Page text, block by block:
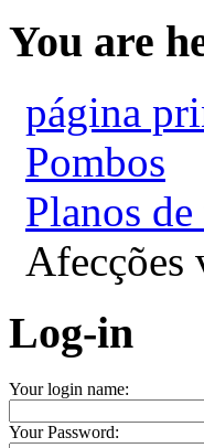
You are
página
Pombos
Planos
Afecções
Log-in
Your login name:
Your Password: